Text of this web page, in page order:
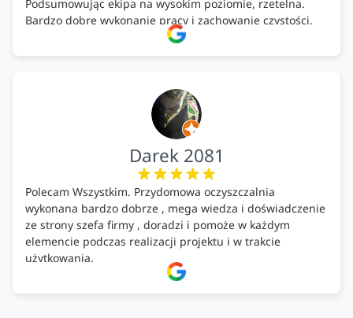
Podsumowując ekipa na wysokim poziomie, rzetelna.
Bardzo dobre wykonanie pracy i zachowanie czystości.
Darek 2081
Polecam Wszystkim. Przydomowa oczyszczalnia
wykonana bardzo dobrze , mega wiedza i doświadczenie
ze strony szefa firmy , doradzi i pomoże w każdym
elemencie podczas realizacji projektu i w trakcie
użytkowania.
Firma godna zaufania. Tak trzymać!